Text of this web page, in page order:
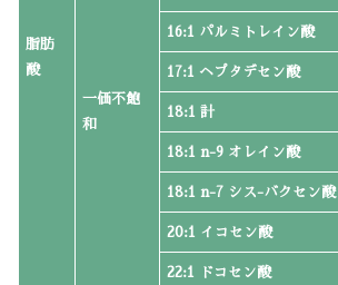
脂肪
酸
一価不飽
和
16:1 パルミトレイン酸
17:1 ヘプタデセン酸
18:1 計
18:1 n-9 オレイン酸
18:1 n-7 シス-バクセン酸
20:1 イコセン酸
22:1 ドコセン酸